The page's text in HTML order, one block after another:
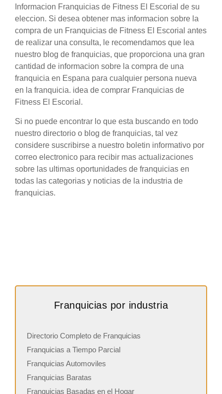
Informacion Franquicias de Fitness El Escorial de su
eleccion. Si desea obtener mas informacion sobre la
compra de un Franquicias de Fitness El Escorial antes
de realizar una consulta, le recomendamos que lea
nuestro blog de franquicias, que proporciona una gran
cantidad de informacion sobre la compra de una
franquicia en Espana para cualquier persona nueva
en la franquicia. idea de comprar Franquicias de
Fitness El Escorial.
Si no puede encontrar lo que esta buscando en todo
nuestro directorio o blog de franquicias, tal vez
considere suscribirse a nuestro boletin informativo por
correo electronico para recibir mas actualizaciones
sobre las ultimas oportunidades de franquicias en
todas las categorias y noticias de la industria de
franquicias.
Franquicias por industria
Directorio Completo de Franquicias
Franquicias a Tiempo Parcial
Franquicias Automoviles
Franquicias Baratas
Franquicias Basadas en el Hogar